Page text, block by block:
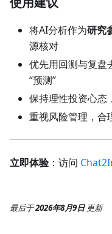
将AI分析作为研究
源核对
优先用回测与复盘
“预测”
保持理性投资心态
重视风险管理，合
立即体验：访问
最后于2026年8月9日 更新